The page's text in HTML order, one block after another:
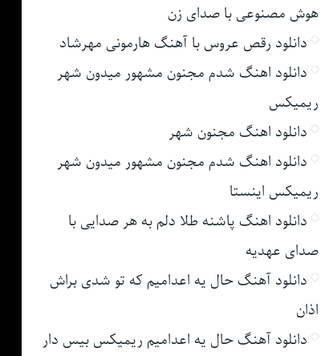
هوش مصنوعی با صدای زن
دانلود رقص عروس با آهنگ هارمونی مهرشاد
دانلود اهنگ شدم مجنون مشهور میدون شهر
ریمیکس
دانلود اهنگ مجنون شهر
دانلود اهنگ شدم مجنون مشهور میدون شهر
ریمیکس اینستا
دانلود اهنگ پاشنه طلا دلم به هر صدایی با
صدای عهدیه
دانلود آهنگ حال یه اعدامیم که تو شدی براش
اذان
دانلود آهنگ حال یه اعدامیم ریمیکس بیس دار